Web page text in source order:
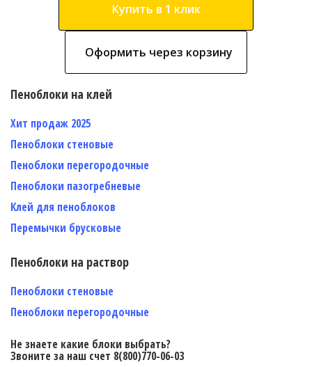
Купить в 1 клик
Оформить через корзину
Пеноблоки на клей
Хит продаж 2025
Пеноблоки стеновые
Пеноблоки перегородочные
Пеноблоки пазогребневые
Клей для пеноблоков
Перемычки брусковые
Пеноблоки на раствор
Пеноблоки стеновые
Пеноблоки перегородочные
Не знаете какие блоки выбрать?
Звоните за наш счет 8(800)770-06-03